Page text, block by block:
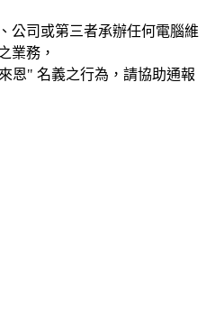
公司或第三者承辦任何電腦維
業務，
恩" 名義之行為，請協助通報